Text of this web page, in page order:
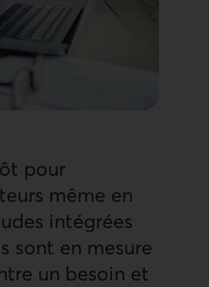
pour
même en
intégrées
sont en mesure
un besoin et